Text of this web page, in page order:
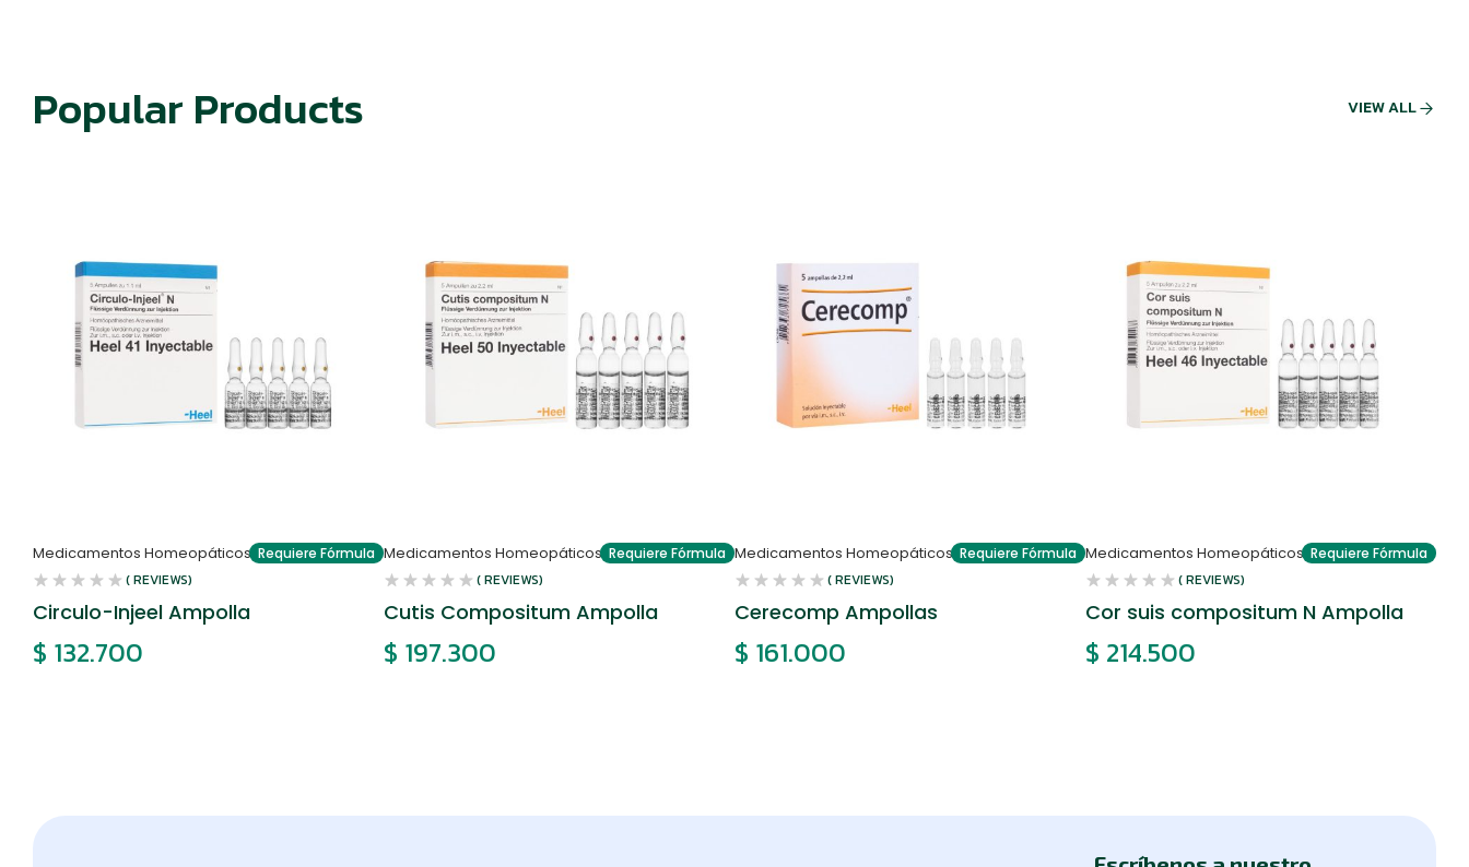
Popular Products VIEW ALL
Medicamentos Homeopáticos Requiere Fórmula
( REVIEWS)
Circulo-Injeel Ampolla
$ 132.700
Medicamentos Homeopáticos Requiere Fórmula
( REVIEWS)
Cutis Compositum Ampolla
$ 197.300
Medicamentos Homeopáticos Requiere Fórmula
( REVIEWS)
Cerecomp Ampollas
$ 161.000
Medicamentos Homeopáticos Requiere Fórmula
( REVIEWS)
Cor suis compositum N Ampolla
$ 214.500